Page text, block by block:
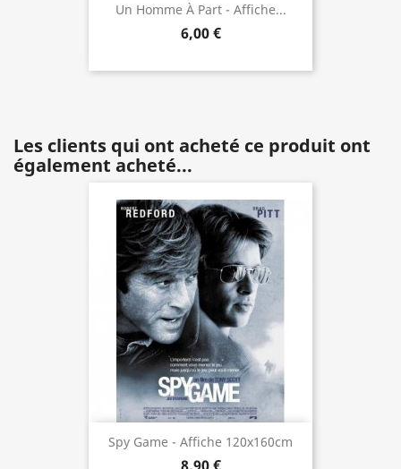
Un Homme À Part - Affiche...
6,00 €
Les clients qui ont acheté ce produit ont
également acheté...
Spy Game - Affiche 120x160cm